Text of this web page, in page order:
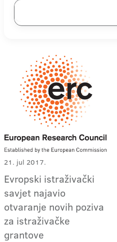
21. jul 2017.
Evropski istraživački
savjet najavio
otvaranje novih poziva
za istraživačke
grantove